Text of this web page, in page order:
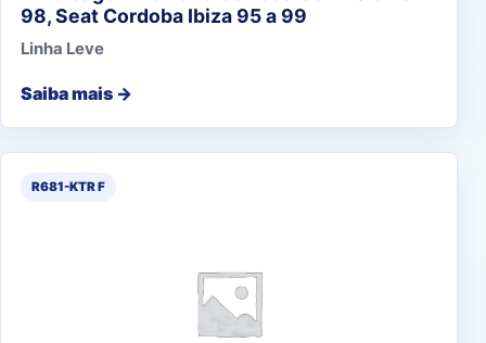
98, Seat Cordoba Ibiza 95 a 99
Linha Leve
Saiba mais →
R681-KTR F